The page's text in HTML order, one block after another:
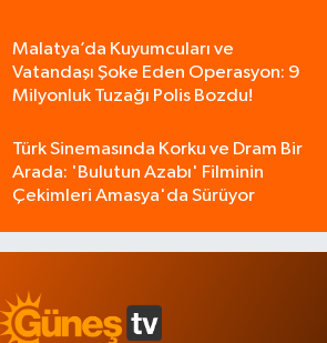
Malatya’da Kuyumcuları ve
Vatandaşı Şoke Eden Operasyon: 9
Milyonluk Tuzağı Polis Bozdu!
Türk Sinemasında Korku ve Dram Bir
Arada: 'Bulutun Azabı' Filminin
Çekimleri Amasya'da Sürüyor